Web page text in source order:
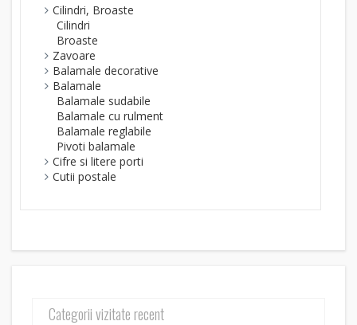
Cilindri, Broaste
Cilindri
Broaste
Zavoare
Balamale decorative
Balamale
Balamale sudabile
Balamale cu rulment
Balamale reglabile
Pivoti balamale
Cifre si litere porti
Cutii postale
Categorii vizitate recent